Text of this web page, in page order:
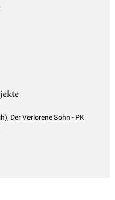
Der Verlorene Sohn - PK